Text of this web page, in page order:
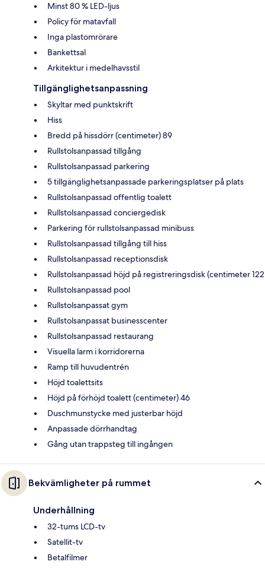
Minst 80 % LED-ljus
Policy för matavfall
Inga plastomrörare
Bankettsal
Arkitektur i medelhavsstil
Tillgänglighetsanpassning
Skyltar med punktskrift
Hiss
Bredd på hissdörr (centimeter) 89
Rullstolsanpassad tillgång
Rullstolsanpassad parkering
5 tillgänglighetsanpassade parkeringsplatser på plats
Rullstolsanpassad offentlig toalett
Rullstolsanpassad conciergedisk
Parkering för rullstolsanpassad minibuss
Rullstolsanpassad tillgång till hiss
Rullstolsanpassad receptionsdisk
Rullstolsanpassad höjd på registreringsdisk (centimeter 122
Rullstolsanpassad pool
Rullstolsanpassat gym
Rullstolsanpassat businesscenter
Rullstolsanpassad restaurang
Visuella larm i korridorerna
Ramp till huvudentrén
Höjd toalettsits
Höjd på förhöjd toalett (centimeter) 46
Duschmunstycke med justerbar höjd
Anpassade dörrhandtag
Gång utan trappsteg till ingången
Bekvämligheter på rummet
Underhållning
32-tums LCD-tv
Satellit-tv
Betalfilmer